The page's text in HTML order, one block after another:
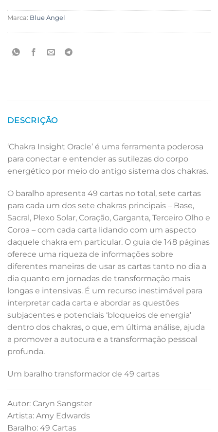
Marca: Blue Angel
DESCRIÇÃO
‘Chakra Insight Oracle’ é uma ferramenta poderosa
para conectar e entender as sutilezas do corpo
energético por meio do antigo sistema dos chakras.
O baralho apresenta 49 cartas no total, sete cartas
para cada um dos sete chakras principais – Base,
Sacral, Plexo Solar, Coração, Garganta, Terceiro Olho e
Coroa – com cada carta lidando com um aspecto
daquele chakra em particular. O guia de 148 páginas
oferece uma riqueza de informações sobre
diferentes maneiras de usar as cartas tanto no dia a
dia quanto em jornadas de transformação mais
longas e intensivas. É um recurso inestimável para
interpretar cada carta e abordar as questões
subjacentes e potenciais ‘bloqueios de energia’
dentro dos chakras, o que, em última análise, ajuda
a promover a autocura e a transformação pessoal
profunda.
Um baralho transformador de 49 cartas
Autor: Caryn Sangster
Artista: Amy Edwards
Baralho: 49 Cartas